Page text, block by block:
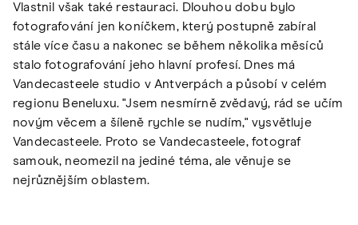
Vlastnil však také restauraci. Dlouhou dobu bylo
fotografování jen koníčkem, který postupně zabíral
stále více času a nakonec se během několika měsíců
stalo fotografování jeho hlavní profesí. Dnes má
Vandecasteele studio v Antverpách a působí v celém
regionu Beneluxu. "Jsem nesmírně zvědavý, rád se učím
novým věcem a šíleně rychle se nudím," vysvětluje
Vandecasteele. Proto se Vandecasteele, fotograf
samouk, neomezil na jediné téma, ale věnuje se
nejrůznějším oblastem.